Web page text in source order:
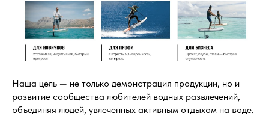
Наша цель — не только демонстрация продукции, но и
развитие сообщества любителей водных развлечений,
объединяя людей, увлеченных активным отдыхом на воде.